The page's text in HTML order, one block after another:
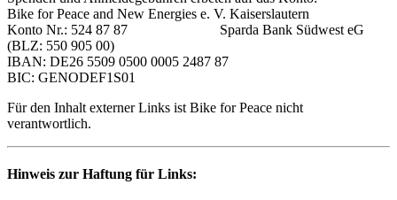
Bike for Peace and New Energies e. V. Kaiserslautern
Konto Nr.: 524 87 87 Sparda Bank Südwest eG
(BLZ: 550 905 00)
IBAN: DE26 5509 0500 0005 2487 87
BIC: GENODEF1S01
Für den Inhalt externer Links ist Bike for Peace nicht
verantwortlich.
Hinweis zur Haftung für Links: